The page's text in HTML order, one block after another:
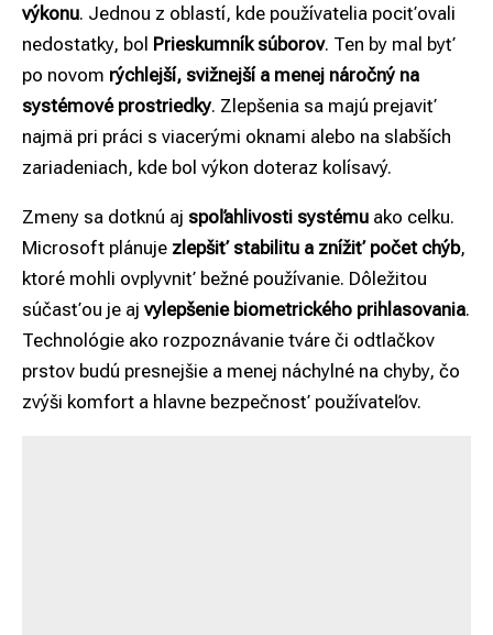
výkonu. Jednou z oblastí, kde používatelia pociťovali
nedostatky, bol Prieskumník súborov. Ten by mal byť
po novom rýchlejší, svižnejší a menej náročný na
systémové prostriedky. Zlepšenia sa majú prejaviť
najmä pri práci s viacerými oknami alebo na slabších
zariadeniach, kde bol výkon doteraz kolísavý.
Zmeny sa dotknú aj spoľahlivosti systému ako celku.
Microsoft plánuje zlepšiť stabilitu a znížiť počet chýb,
ktoré mohli ovplyvniť bežné používanie. Dôležitou
súčasťou je aj vylepšenie biometrického prihlasovania.
Technológie ako rozpoznávanie tváre či odtlačkov
prstov budú presnejšie a menej náchylné na chyby, čo
zvýši komfort a hlavne bezpečnosť používateľov.